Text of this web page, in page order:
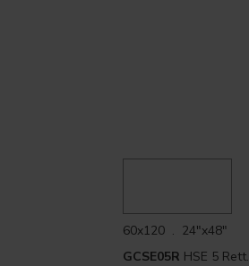
60x120 . 24"x48"
GCSE05R HSE 5 Rett.